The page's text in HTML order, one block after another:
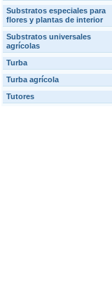
Substratos especiales para
flores y plantas de interior
Substratos universales
agrícolas
Turba
Turba agrícola
Tutores